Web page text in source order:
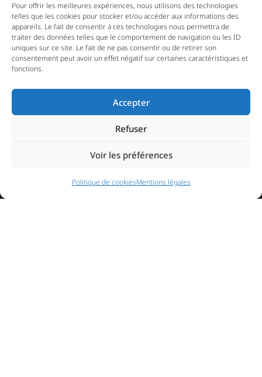
Pour offrir les meilleures expériences, nous utilisons des technologies
telles que les cookies pour stocker et/ou accéder aux informations des
appareils. Le fait de consentir à ces technologies nous permettra de
traiter des données telles que le comportement de navigation ou les ID
uniques sur ce site. Le fait de ne pas consentir ou de retirer son
consentement peut avoir un effet négatif sur certaines caractéristiques et
fonctions.
Accepter
Refuser
Voir les préférences
Politique de cookiesMentions légales